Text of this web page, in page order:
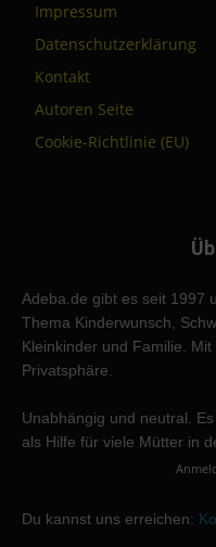
Impressum
Datenschutzerklärung
Kontakt
Autoren Seite
Cookie-Richtlinie (EU)
Adeba.de gibt es seit 1997
Thema Kinderwunsch,
Kleinkinder und Familie.
Privatsphäre.
Unabhängig und neutral.
als Hilfe für viele Mütter in
Du kannst uns erreichen: